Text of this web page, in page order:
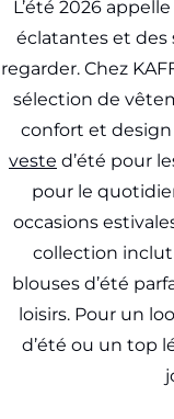
L’été 2026
éclatantes et des
regarder. Chez
sélection de
confort et
veste d’été pour
pour le
occasions
collection
blouses d’été
loisirs. Pour un
d’été ou un top